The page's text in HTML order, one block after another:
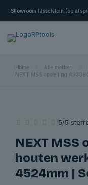
Showroom IJsselstein (op
Home Alle merken
NEXT MSS opstelling
5/5
NEXT MSS
houten
4524mm |